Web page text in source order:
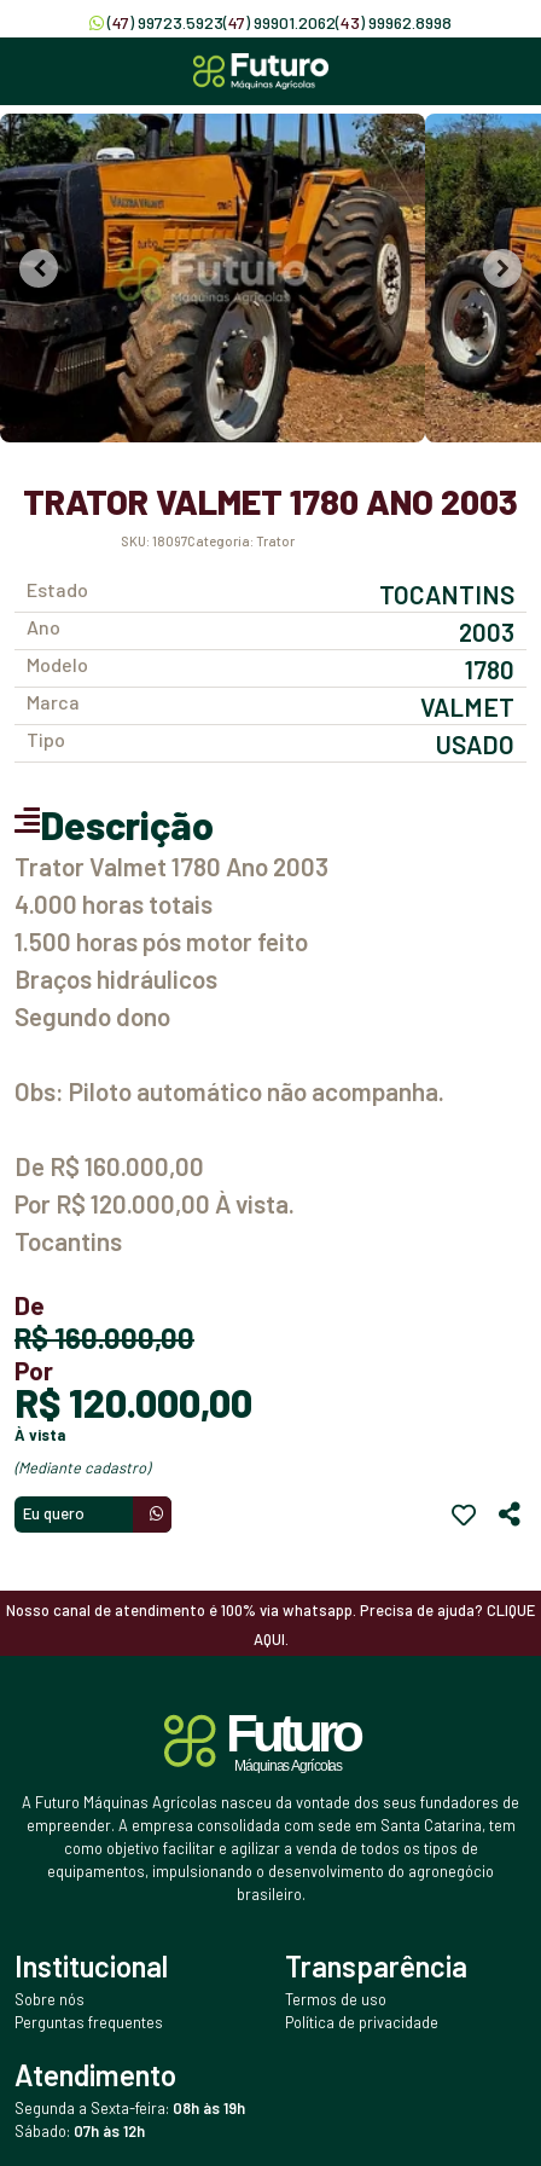
(47) 99723.5923(47) 99901.2062(43) 99962.8998
TRATOR VALMET 1780 ANO 2003
SKU: 18097 Categoria: Trator
Estado TOCANTINS
Ano 2003
Modelo 1780
Marca VALMET
Tipo USADO
Descrição
Trator Valmet 1780 Ano 2003
4.000 horas totais
1.500 horas pós motor feito
Braços hidráulicos
Segundo dono
Obs: Piloto automático não acompanha.
De R$ 160.000,00
Por R$ 120.000,00 À vista.
Tocantins
De
R$ 160.000,00
Por
R$ 120.000,00
à vista
(mediante cadastro)
Eu quero
Nosso canal de atendimento é 100% via whatsapp. Precisa de ajuda? CLIQUE
AQUI.
A Futuro Máquinas Agrícolas nasceu da vontade dos seus fundadores de
empreender. A empresa consolidada com sede em Santa Catarina, tem
como objetivo facilitar e agilizar a venda de todos os tipos de
equipamentos, impulsionando o desenvolvimento do agronegócio
brasileiro.
Institucional
Sobre nós
Perguntas frequentes
Transparência
Termos de uso
Política de privacidade
Atendimento
Segunda a Sexta-feira: 08h às 19h
Sábado: 07h às 12h